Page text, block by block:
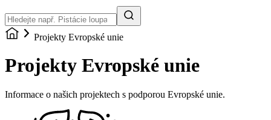
Projekty Evropské unie
Projekty Evropské unie
Informace o našich projektech s podporou Evropské unie.